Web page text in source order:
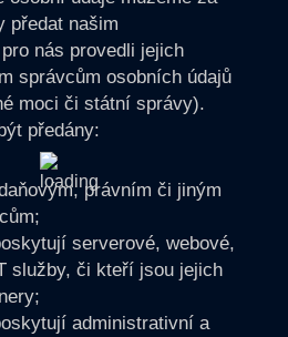
předat našim
nás provedli jejich
správcům osobních údajů
moci či státní správy).
předány:
právním či jiným
serverové, webové,
služby, či kteří jsou jejich
administrativní a